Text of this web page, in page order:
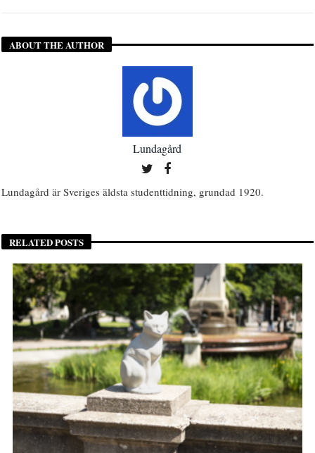
ABOUT THE AUTHOR
Lundagård
Lundagård är Sveriges äldsta studenttidning, grundad 1920.
RELATED POSTS